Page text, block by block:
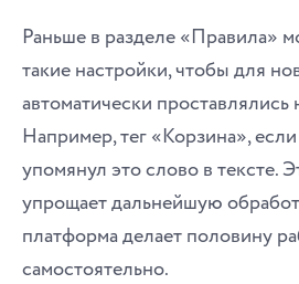
Раньше в разделе «Правила»
такие настройки, чтобы для
автоматически
Например, тег «Корзина»,
упомянул это слово в тексте.
упрощает дальнейшую
платформа делает половину
самостоятельно.